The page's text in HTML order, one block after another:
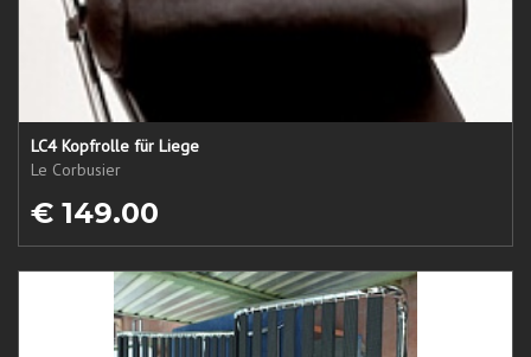
LC4 Kopfrolle für Liege
Le Corbusier
€ 149.00